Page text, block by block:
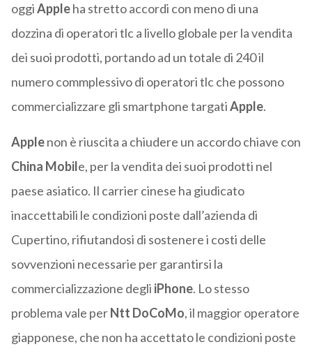
oggiAppleha stretto accordi con meno di una
dozzina di operatori tlc a livello globale per la vendita
dei suoi prodotti, portando ad un totale di 240 il
numero commplessivo di operatori tlc che possono
commercializzare gli smartphone targatiApple.
Applenon è riuscita a chiudere un accordo chiave con
China Mobile, per la vendita dei suoi prodotti nel
paese asiatico. Il carrier cinese ha giudicato
inaccettabili le condizioni poste dall’azienda di
Cupertino, rifiutandosi di sostenere i costi delle
sovvenzioni necessarie per garantirsi la
commercializzazione degli iPhone. Lo stesso
problema vale perNtt DoCoMo, il maggior operatore
giapponese, che non ha accettato le condizioni poste